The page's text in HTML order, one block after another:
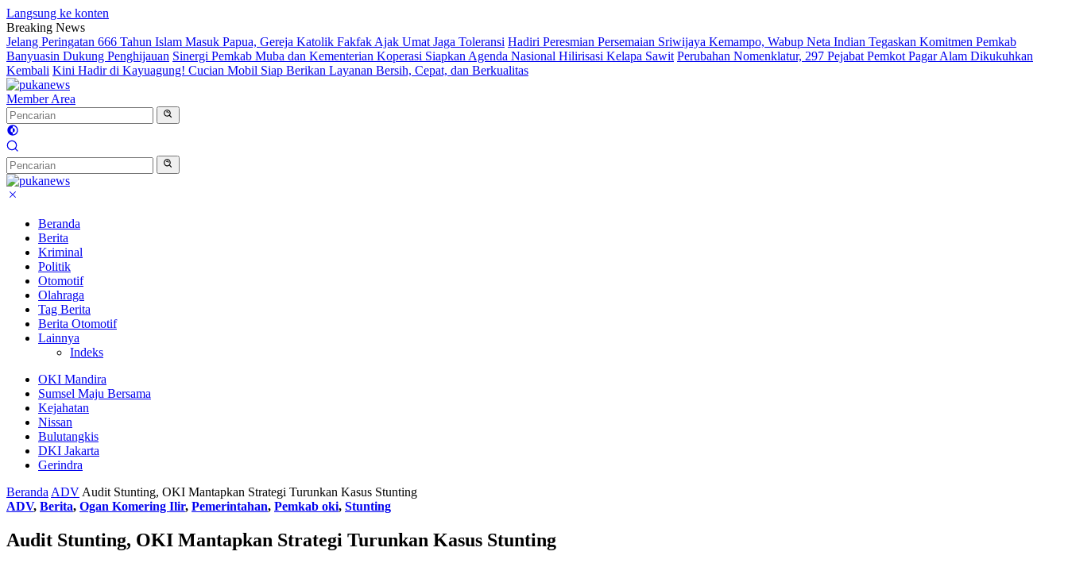
Langsung ke konten
Breaking News
Jelang Peringatan 666 Tahun Islam Masuk Papua, Gereja Katolik Fakfak Ajak Umat Jaga Toleransi Hadiri Peresmian Persemaian Sriwijaya Kemampo, Wabup Neta Indian Tegaskan Komitmen Pemkab
Banyuasin Dukung Penghijauan Sinergi Pemkab Muba dan Kementerian Koperasi Siapkan Agenda Nasional Hilirisasi Kelapa Sawit Perubahan Nomenklatur, 297 Pejabat Pemkot Pagar Alam Dikukuhkan
Kembali Kini Hadir di Kayuagung! Cucian Mobil Siap Berikan Layanan Bersih, Cepat, dan Berkualitas
Member Area
Beranda
Berita
Kriminal
Politik
Otomotif
Olahraga
Tag Berita
Berita Otomotif
Lainnya
Indeks
OKI Mandira
Sumsel Maju Bersama
Kejahatan
Nissan
Bulutangkis
DKI Jakarta
Gerindra
Beranda ADV Audit Stunting, OKI Mantapkan Strategi Turunkan Kasus Stunting
ADV, Berita, Ogan Komering Ilir, Pemerintahan, Pemkab oki, Stunting
Audit Stunting, OKI Mantapkan Strategi Turunkan Kasus Stunting